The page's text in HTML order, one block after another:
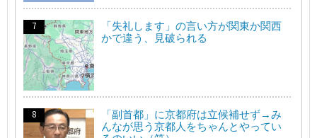
「失礼します」の言い方が関東か関西
かで違う、見破られる
「副首都」に京都府は立候補せず→み
んなが思う京都人をちゃんとやってい